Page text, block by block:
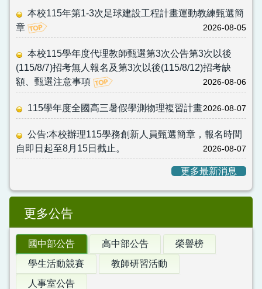
本校115年第1-3次足球建設工程計畫運動教練甄選簡
章
2026-08-05
本校115學年度代理教師甄選第3次公告第3次以後
(115/8/7)招考無人報名及第3次以後(115/8/12)招考缺
額、甄選注意事項
2026-08-06
115學年度全國高三暑假學測物理複習計畫2026-08-07
公告:本校辦理115學務創新人員甄選簡章，報名時間
自即日起至8月15日截止。
2026-08-07
更多最新消息
更多公告
國中部公告 高中部公告
榮譽榜
學生活動競賽
教師研習活動
人事室公告